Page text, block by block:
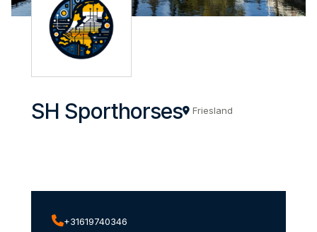
SH Sporthorses Friesland
+31619740346